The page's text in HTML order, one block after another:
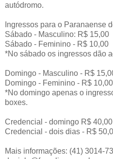
autódromo.
Ingressos para o Paranaense
Sábado - Masculino: R$ 15,00
Sábado - Feminino - R$ 10,00
*No sábado os ingressos dão
Domingo - Masculino - R$
Domingo - Feminino - R$ 10,00
*No domingo apenas o
boxes.
Credencial - domingo R$ 40,00
Credencial - dois dias - R$
Mais informações: (41) 3014-